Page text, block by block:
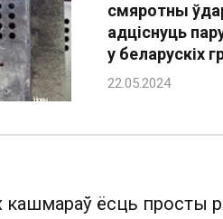
смяротны
адціснуць
у беларускіх
кашмараў ёсць просты